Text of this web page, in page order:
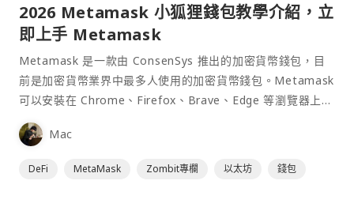
2026 Metamask 小狐狸錢包教學介紹，立
即上手 Metamask
Metamask 是一款由 ConsenSys 推出的加密貨幣錢包，目
前是加密貨幣業界中最多人使用的加密貨幣錢包。Metamask
可以安裝在 Chrome、Firefox、Brave、Edge 等瀏覽器上作
為插件使用，具備許多功能且使用上非常方便。
Mac
DeFi MetaMask Zombit專欄 以太坊 錢包